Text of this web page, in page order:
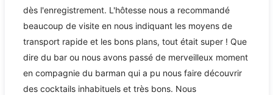
dès l'enregistrement. L'hôtesse nous a recommandé
beaucoup de visite en nous indiquant les moyens de
transport rapide et les bons plans, tout était super ! Que
dire du bar ou nous avons passé de merveilleux moment
en compagnie du barman qui a pu nous faire découvrir
des cocktails inhabituels et très bons. Nous